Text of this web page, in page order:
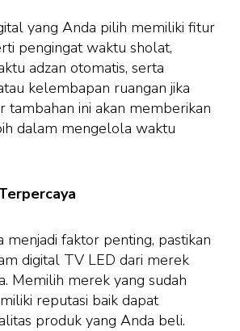
yang Anda pilih memiliki fitur
pengingat waktu sholat,
adzan otomatis, serta
kelembapan ruangan jika
tambahan ini akan memberikan
dalam mengelola waktu
menjadi faktor penting, pastikan
digital TV LED dari merek
Memilih merek yang sudah
reputasi baik dapat
produk yang Anda beli.